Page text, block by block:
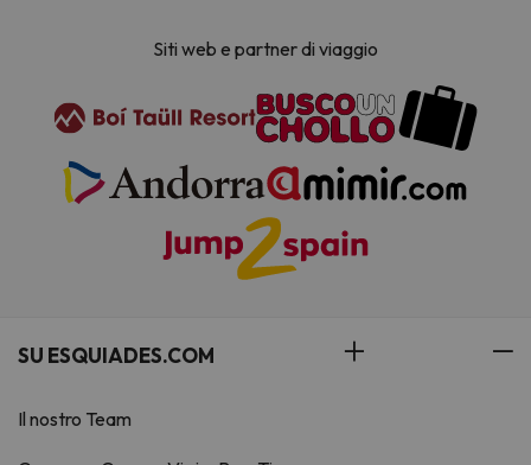
Siti web e partner di viaggio
SU ESQUIADES.COM
Il nostro Team